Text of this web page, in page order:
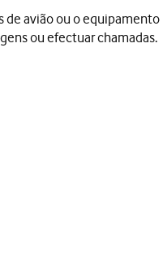
avião ou o
ou efectuar chamadas.